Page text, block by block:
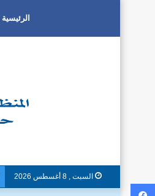
الرئيسية
السبت , 8 أغسطس 2026
فيسبوك